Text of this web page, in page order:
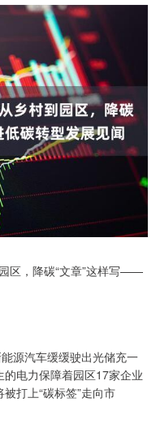
区，降碳“文章”这样写——
源汽车缓缓驶出光储充一
电力保障着园区17家企业
打上“碳标签”走向市